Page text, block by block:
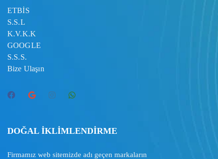
ETBİS
S.S.L
K.V.K.K
GOOGLE
S.S.S.
Bize Ulaşın
DOĞAL İKLİMLENDİRME
Firmamız web sitemizde adı geçen markaların